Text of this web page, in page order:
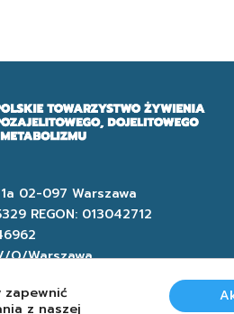
02-097 Warszawa
REGON: 013042712
O/Warszawa
1020 1055 0000 9702 0015
zapewnić
z naszej